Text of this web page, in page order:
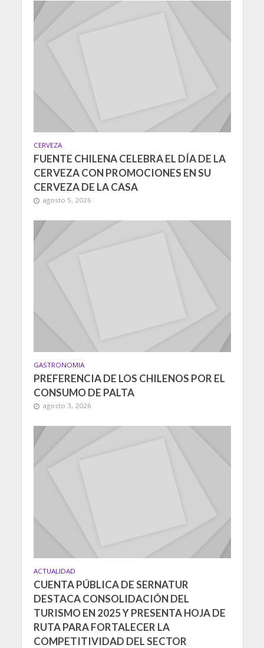
CERVEZA
FUENTE CHILENA CELEBRA EL DÍA DE LA
CERVEZA CON PROMOCIONES EN SU
CERVEZA DE LA CASA
agosto 5, 2026
GASTRONOMIA
PREFERENCIA DE LOS CHILENOS POR EL
CONSUMO DE PALTA
agosto 3, 2026
ACTUALIDAD
CUENTA PÚBLICA DE SERNATUR
DESTACA CONSOLIDACIÓN DEL
TURISMO EN 2025 Y PRESENTA HOJA DE
RUTA PARA FORTALECER LA
COMPETITIVIDAD DEL SECTOR